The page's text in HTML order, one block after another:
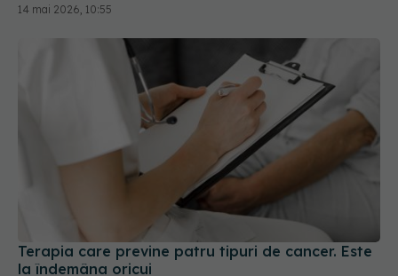
14 mai 2026, 10:55
Terapia care previne patru tipuri de cancer. Este
la îndemâna oricui